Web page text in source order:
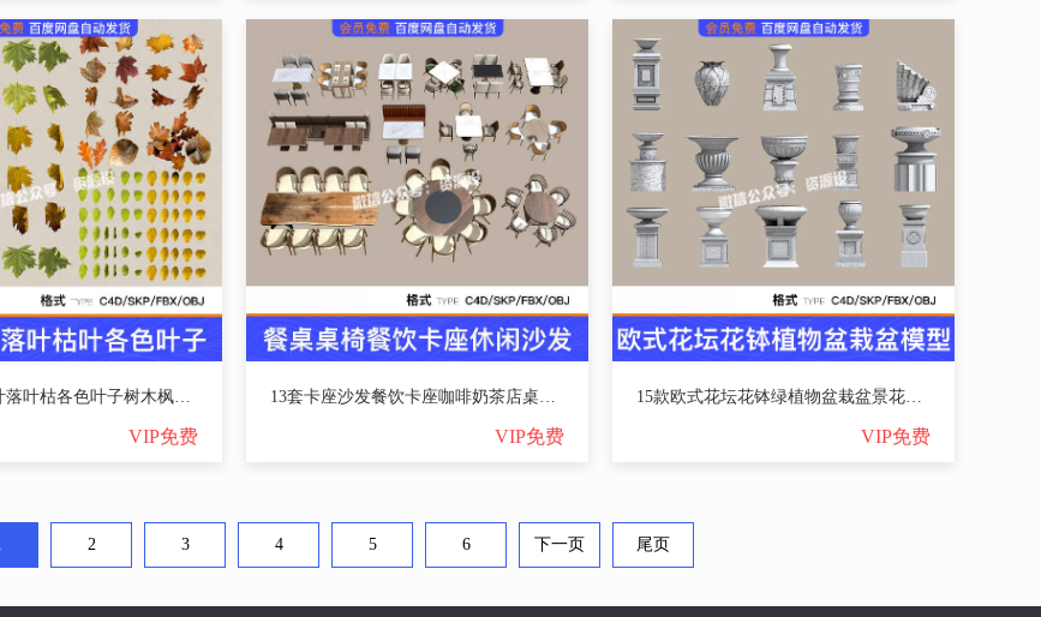
VIP免费 VIP免费 VIP免费
2 3 4 5 6 下一页 尾页